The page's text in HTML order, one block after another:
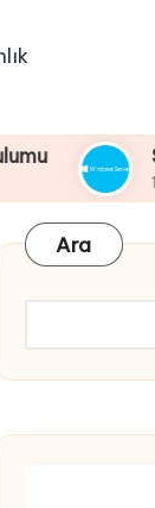
Server
19 Temmuz
Ara